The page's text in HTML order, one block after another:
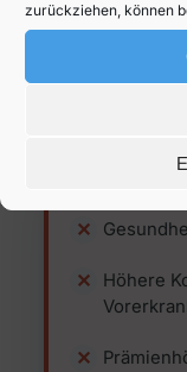
zurückziehen, können
den
Höhere